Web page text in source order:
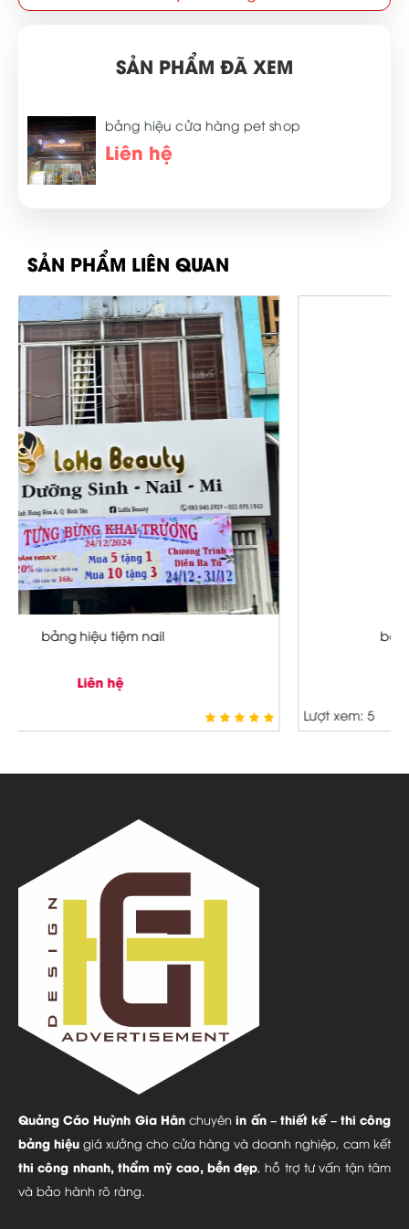
SẢN PHẨM ĐÃ XEM
bảng hiệu cửa hàng pet shop
Liên hệ
SẢN PHẨM LIÊN QUAN
bảng hiệu cửa hàng nước ép
Quảng Cáo Huỳnh Gia Hânchuyênin ấn – thiết kế – thi công
bảng hiệu giá xưởng cho cửa hàng và doanh nghiệp, cam kết
thi công nhanh, thẩm mỹ cao, bền đẹp, hỗ trợ tư vấn tận tâm
và bảo hành rõ ràng.